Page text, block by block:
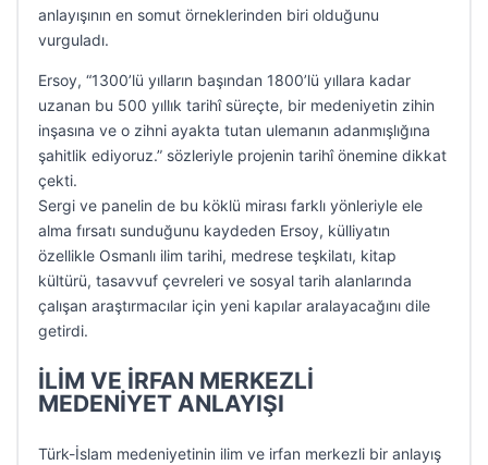
anlayışının en somut örneklerinden biri olduğunu
vurguladı.
Ersoy, “1300’lü yılların başından 1800’lü yıllara kadar
uzanan bu 500 yıllık tarihî süreçte, bir medeniyetin zihin
inşasına ve o zihni ayakta tutan ulemanın adanmışlığına
şahitlik ediyoruz.” sözleriyle projenin tarihî önemine dikkat
çekti.
Sergi ve panelin de bu köklü mirası farklı yönleriyle ele
alma fırsatı sunduğunu kaydeden Ersoy, külliyatın
özellikle Osmanlı ilim tarihi, medrese teşkilatı, kitap
kültürü, tasavvuf çevreleri ve sosyal tarih alanlarında
çalışan araştırmacılar için yeni kapılar aralayacağını dile
getirdi.
İLİM VE İRFAN MERKEZLİ
MEDENİYET ANLAYIŞI
Türk-İslam medeniyetinin ilim ve irfan merkezli bir anlayış